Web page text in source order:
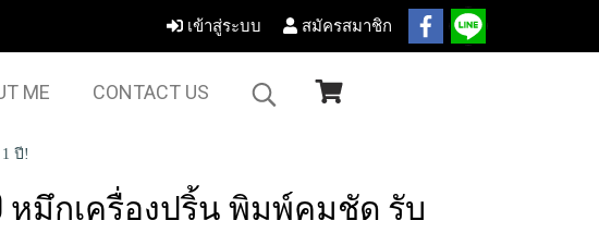
เข้าสู่ระบบ สมัครสมาชิก
ME CONTACT US
ปี!
หมึกเครื่องปริ้น พิมพ์คมชัด รับ